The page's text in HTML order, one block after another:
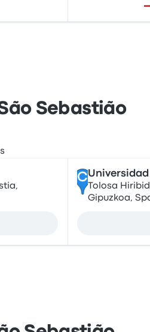
Sebastião
CUniversidad
Tolosa
Gipuzkoa,